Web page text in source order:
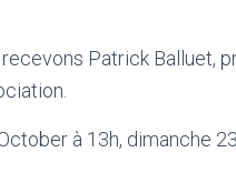
Patrick Balluet,
à 13h, dimanche